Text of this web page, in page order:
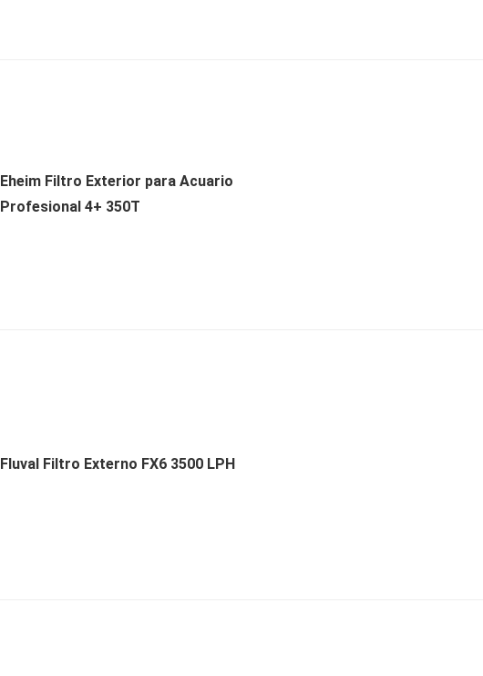
Eheim Filtro Exterior para Acuario
Profesional 4+ 350T
Fluval Filtro Externo FX6 3500 LPH